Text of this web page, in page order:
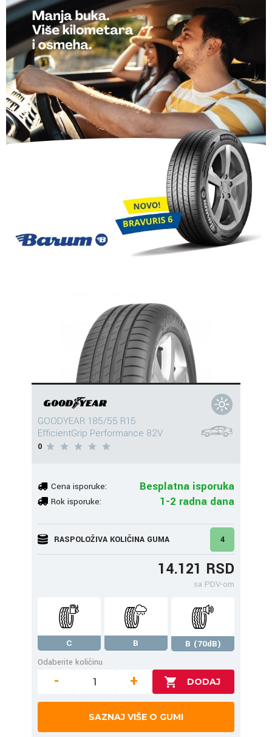
GOODYEAR 185/55 R15
EfficientGrip Performance 82V
0
Cena isporuke: Besplatna isporuka
Rok isporuke: 1-2 radna dana
RASPOLOŽIVA KOLIČINA GUMA 4
14.121 RSD
sa PDV-om
C B
B (70dB)
Odaberite količinu
- +
SAZNAJ VIŠE O GUMI